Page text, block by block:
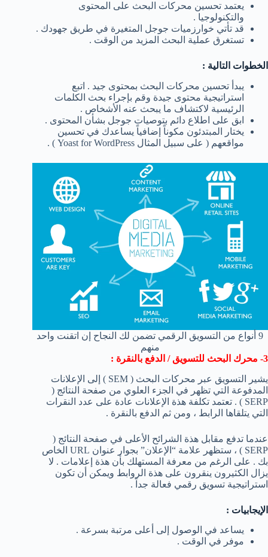
يعتمد تحسين محركات البحث على المحتوى
والتكنولوجيا .
قد تأتي خوارزميات جوجل المتغيرة في طريق جهودك .
تستغرق عملية البحث المزيد من الوقت .
الخطوات التالية :
يبدأ تحسين محركات البحث بمحتوى جيد . اتبع
استراتيجية محتوى جيدة وقم بإجراء بحث الكلمات
الرئيسية لاكتشاف ما يبحث عنه الأشخاص .
ابق على اطلاع دائم بتوصيات جوجل بشأن المحتوى .
يختار المبتدئون مكوناً إضافياً يساعدك في تحسين
مواقعهم ( على سبيل المثال Yoast for WordPress ) .
9 أنواع من التسويق الرقمي تضمن لك النجاح إن اتقنت واحد
منهم
3- محرك البحث للتسويق / الدفع بالنقرة :
يشير التسويق عبر محركات البحث ( SEM ) إلى الإعلانات
المدفوعة التي تظهر في الجزء العلوي من صفحة النتائج (
SERP ) . تعتمد تكلفة هذة الإعلانات عادة على عدد النقرات
التي يتلقاها الرابط ، ومن ثم الدفع بالنقرة .
عندما تدفع مقابل هذة الشرائح الأعلى في صفحة النتائج (
SERP ) ، ستظهر علامة “الإعلان” بجوار عنوان URL الخاص
بك . على الرغم من معرفة المستهلك بأن هذة إعلامات . لا
يزال الكثيرون ينقرون على هذة الروابط ويمكن أن تكون
استراتيجية تسويق رقمي فعالة جداً .
الإيجابيات :
يساعد في الوصول إلى أعلى مرتبة بسرعة .
موفر في الوقت .